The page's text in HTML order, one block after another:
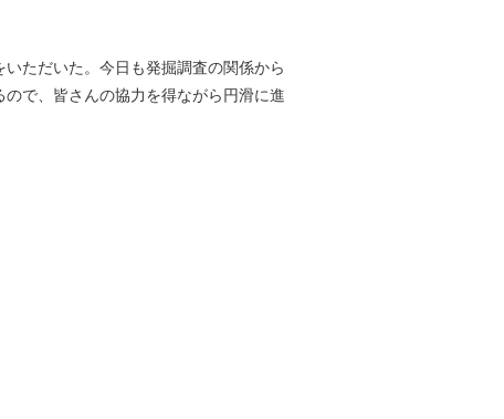
ただいた。今日も発掘調査の関係から
で、皆さんの協力を得ながら円滑に進